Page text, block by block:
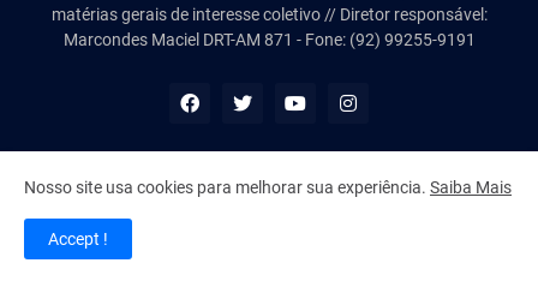
matérias gerais de interesse coletivo // Diretor responsável:
Marcondes Maciel DRT-AM 871 - Fone: (92) 99255-9191
Copyright ©2026Panorama Parintins
Nosso site usa cookies para melhorar sua experiência. Saiba Mais
Accept !